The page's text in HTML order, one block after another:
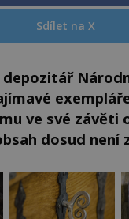
Sdílet na X
depozitář
ve své závěti
dosud není